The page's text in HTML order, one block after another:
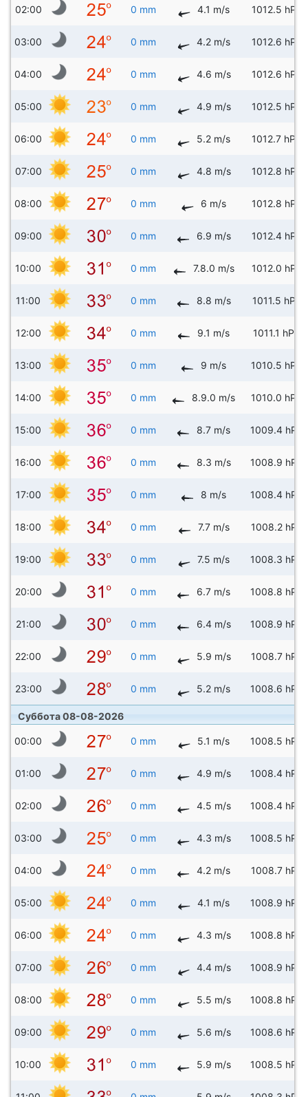
02:00 0 mm 4.1 m/s 1012.5 hPa
03:00 0 mm 4.2 m/s 1012.6 hPa
04:00 0 mm 4.6 m/s 1012.6 hPa
05:00 0 mm 4.9 m/s 1012.5 hPa
06:00 0 mm 5.2 m/s 1012.7 hPa
07:00 0 mm 4.8 m/s 1012.8 hPa
08:00 0 mm 6 m/s 1012.8 hPa
09:00 0 mm 6.9 m/s 1012.4 hPa
10:00 0 mm 7.8.0 m/s 1012.0 hPa
11:00 0 mm 8.8 m/s 1011.5 hPa
12:00 0 mm 9.1 m/s 1011.1 hPa
13:00 0 mm 9 m/s 1010.5 hPa
14:00 0 mm 8.9.0 m/s 1010.0 hPa
15:00 0 mm 8.7 m/s 1009.4 hPa
16:00 0 mm 8.3 m/s 1008.9 hPa
17:00 0 mm 8 m/s 1008.4 hPa
18:00 0 mm 7.7 m/s 1008.2 hPa
19:00 0 mm 7.5 m/s 1008.3 hPa
20:00 0 mm 6.7 m/s 1008.8 hPa
21:00 0 mm 6.4 m/s 1008.9 hPa
22:00 0 mm 5.9 m/s 1008.7 hPa
23:00 0 mm 5.2 m/s 1008.6 hPa
Суббота 08-08-2026
00:00 0 mm 5.1 m/s 1008.5 hPa
01:00 0 mm 4.9 m/s 1008.4 hPa
02:00 0 mm 4.5 m/s 1008.4 hPa
03:00 0 mm 4.3 m/s 1008.5 hPa
04:00 0 mm 4.2 m/s 1008.7 hPa
05:00 0 mm 4.1 m/s 1008.9 hPa
06:00 0 mm 4.3 m/s 1008.8 hPa
07:00 0 mm 4.4 m/s 1008.9 hPa
08:00 0 mm 5.5 m/s 1008.8 hPa
09:00 0 mm 5.6 m/s 1008.6 hPa
10:00 0 mm 5.9 m/s 1008.5 hPa